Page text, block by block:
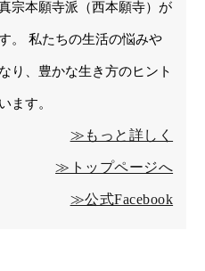
宗本願寺派（西本願寺）が
。 私たちの生活の悩みや
り、豊かな生き方のヒント
ます。
≫もっと詳しく
≫トップページへ
≫公式Facebook